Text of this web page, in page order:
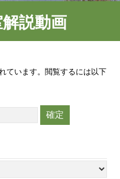
説動画
ています。閲覧するには以下